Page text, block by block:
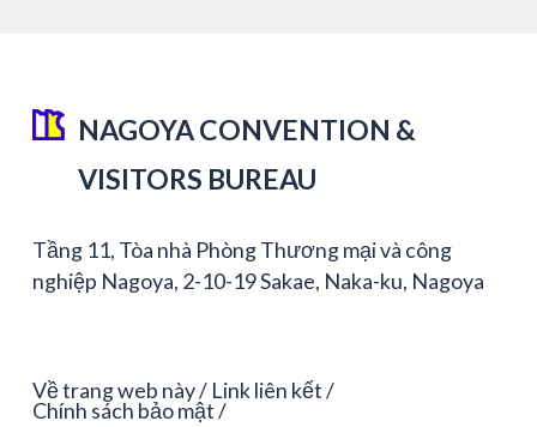
NAGOYA CONVENTION &
VISITORS BUREAU
Tầng 11, Tòa nhà Phòng Thương mại và công
nghiệp Nagoya, 2-10-19 Sakae, Naka-ku, Nagoya
Về trang web này Link liên kết
Chính sách bảo mật